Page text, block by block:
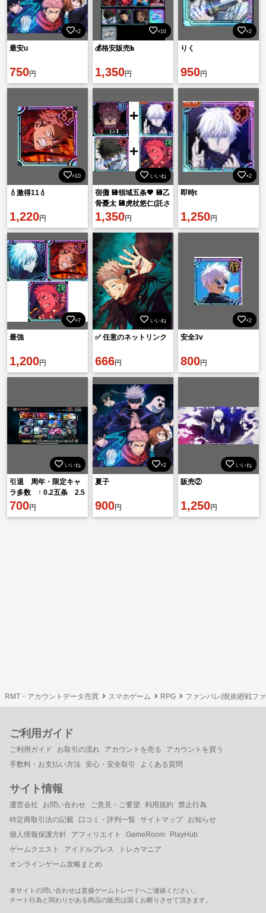
×2
最安u
750円
×10
💰格安販売𝐡
1,350円
×2
りく
950円
×10
💧激得11💧
1,220円
いいね
宿儺 💾領域五条🧡 💾乙
骨憂太 💾虎杖悠仁(託さ
れた一命) 💾廻珠
110000個
1,350円
×2
即時t
1,250円
×7
最強
1,200円
いいね
✅ 任意のネットリンク
666円
×2
安全3v
800円
いいね
引退 周年・限定キャ
ラ多数 ↑ 0.2五条 2.5
五条・2.5伏黒・2.5釘
700円
×2
夏子
900円
いいね
販売②
1,250円
RMT・アカウントデータ売買 スマホゲーム RPG ファンパレ(呪術廻戦フ
ご利用ガイド
ご利用ガイド お取引の流れ アカウントを売る
アカウントを買う
手数料・お支払い方法 安心・安全取引 よくある質問
サイト情報
運営会社 お問い合わせ ご意見・ご要望 利用規約
禁止行為
特定商取引法の記載
口コミ・評判一覧 サイトマップ
お知らせ
個人情報保護方針
アフィリエイト GameRoom
PlayHub
ゲームクエスト
アイドルプレス
トレカマニア
オンラインゲーム攻略まとめ
本サイトの問い合わせは直接ゲームトレードへご連絡ください。
チート行為と関わりがある商品の販売は固くお断りさせて頂きます。